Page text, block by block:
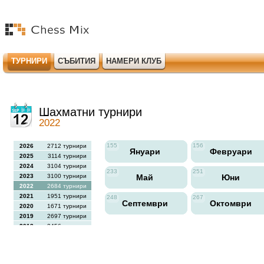
ТУРНИРИ СЪБИТИЯ НАМЕРИ КЛУБ
Шахматни турнири
2022
2026
2712 турнири
2025
3114 турнири
2024
3104 турнири
2023
3100 турнири
2022
2684 турнири
2021
1951 турнири
2020
1671 турнири
2019
2697 турнири
2018
2456 турнири
155
Януари
156
Февруари
233
Май
251
Юни
248
Септември
267
Октомври